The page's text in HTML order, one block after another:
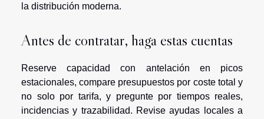
la distribución moderna.
Antes de contratar, haga estas cuentas
Reserve capacidad con antelación en picos
estacionales, compare presupuestos por coste total y
no solo por tarifa, y pregunte por tiempos reales,
incidencias y trazabilidad. Revise ayudas locales a